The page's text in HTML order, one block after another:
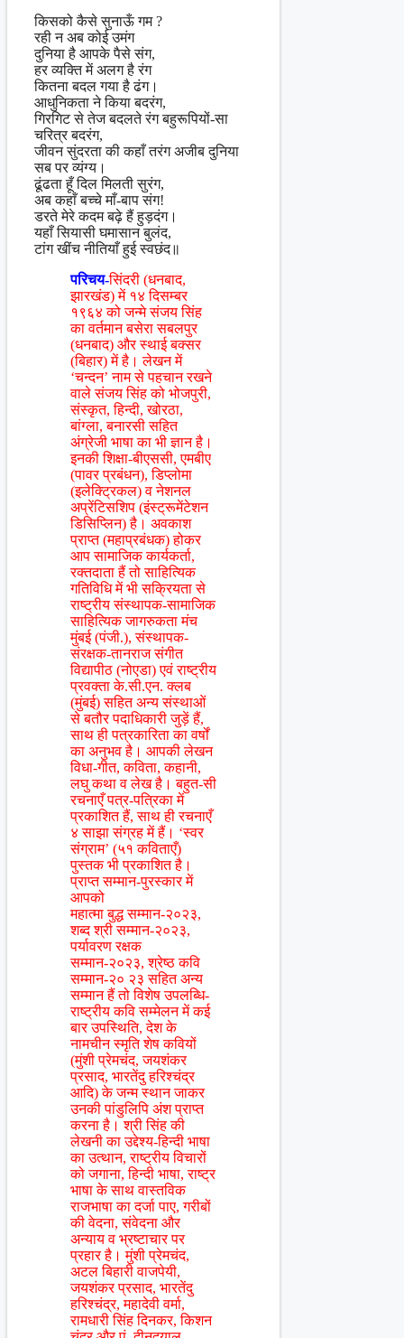
किसको कैसे सुनाऊँ गम ?
रही न अब कोई उमंग
दुनिया है आपके पैसे संग,
हर व्यक्ति में अलग है रंग
कितना बदल गया है ढंग।
आधुनिकता ने किया बदरंग,
गिरगिट से तेज बदलते रंग बहुरूपियों-सा
चरित्र बदरंग,
जीवन सुंदरता की कहाँ तरंग अजीब दुनिया
सब पर व्यंग्य।
ढूंढता हूँ दिल मिलती सुरंग,
अब कहाँ बच्चे माँ-बाप संग!
डरते मेरे कदम बढ़े हैं हुड़दंग।
यहाँ सियासी घमासान बुलंद,
टांग खींच नीतियाँ हुई स्वछंद॥
परिचय-सिंदरी (धनबाद,
झारखंड) में १४ दिसम्बर
१९६४ को जन्मे संजय सिंह
का वर्तमान बसेरा सबलपुर
(धनबाद) और स्थाई बक्सर
(बिहार) में है। लेखन में
‘चन्दन’ नाम से पहचान रखने
वाले संजय सिंह को भोजपुरी,
संस्कृत, हिन्दी, खोरठा,
बांग्ला, बनारसी सहित
अंग्रेजी भाषा का भी ज्ञान है।
इनकी शिक्षा-बीएससी, एमबीए
(पावर प्रबंधन), डिप्लोमा
(इलेक्ट्रिकल) व नेशनल
अप्रेंटिसशिप (इंस्ट्रूमेंटेशन
डिसिप्लिन) है। अवकाश
प्राप्त (महाप्रबंधक) होकर
आप सामाजिक कार्यकर्ता,
रक्तदाता हैं तो साहित्यिक
गतिविधि में भी सक्रियता से
राष्ट्रीय संस्थापक-सामाजिक
साहित्यिक जागरुकता मंच
मुंबई (पंजी.), संस्थापक-
संरक्षक-तानराज संगीत
विद्यापीठ (नोएडा) एवं राष्ट्रीय
प्रवक्ता के.सी.एन. क्लब
(मुंबई) सहित अन्य संस्थाओं
से बतौर पदाधिकारी जुड़ें हैं,
साथ ही पत्रकारिता का वर्षों
का अनुभव है। आपकी लेखन
विधा-गीत, कविता, कहानी,
लघु कथा व लेख है। बहुत-सी
रचनाएँ पत्र-पत्रिका में
प्रकाशित हैं, साथ ही रचनाएँ
४ साझा संग्रह में हैं। ‘स्वर
संग्राम’ (५१ कविताएँ)
पुस्तक भी प्रकाशित है।
प्राप्त सम्मान-पुरस्कार में
आपको
महात्मा बुद्ध सम्मान-२०२३,
शब्द श्री सम्मान-२०२३,
पर्यावरण रक्षक
सम्मान-२०२३, श्रेष्ठ कवि
सम्मान-२० २३ सहित अन्य
सम्मान हैं तो विशेष उपलब्धि-
राष्ट्रीय कवि सम्मेलन में कई
बार उपस्थिति, देश के
नामचीन स्मृति शेष कवियों
(मुंशी प्रेमचंद, जयशंकर
प्रसाद, भारतेंदु हरिश्चंद्र
आदि) के जन्म स्थान जाकर
उनकी पांडुलिपि अंश प्राप्त
करना है। श्री सिंह की
लेखनी का उद्देश्य-हिन्दी भाषा
का उत्थान, राष्ट्रीय विचारों
को जगाना, हिन्दी भाषा, राष्ट्र
भाषा के साथ वास्तविक
राजभाषा का दर्जा पाए, गरीबों
की वेदना, संवेदना और
अन्याय व भ्रष्टाचार पर
प्रहार है। मुंशी प्रेमचंद,
अटल बिहारी वाजपेयी,
जयशंकर प्रसाद, भारतेंदु
हरिश्चंद्र, महादेवी वर्मा,
रामधारी सिंह दिनकर, किशन